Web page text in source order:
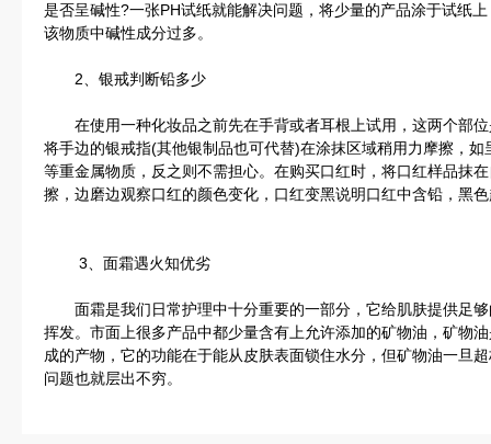
是否呈碱性?一张PH试纸就能解决问题，将少量的产品涂于试纸
该物质中碱性成分过多。
2、银戒判断铅多少
在使用一种化妆品之前先在手背或者耳根上试用，这两个部位
将手边的银戒指(其他银制品也可代替)在涂抹区域稍用力摩擦，
等重金属物质，反之则不需担心。在购买口红时，将口红样品抹
擦，边磨边观察口红的颜色变化，口红变黑说明口红中含铅，黑
3、面霜遇火知优劣
面霜是我们日常护理中十分重要的一部分，它给肌肤提供足够
挥发。市面上很多产品中都少量含有上允许添加的矿物油，矿物
成的产物，它的功能在于能从皮肤表面锁住水分，但矿物油一旦
问题也就层出不穷。